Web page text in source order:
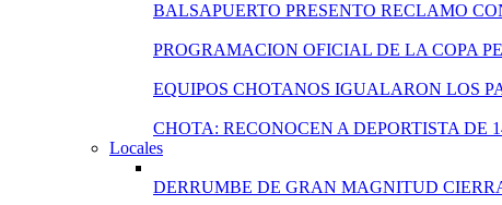
BALSAPUERTO PRESENTO RECLAMO
PROGRAMACION OFICIAL DE LA COPA
EQUIPOS CHOTANOS IGUALARON LOS
CHOTA: RECONOCEN A DEPORTISTA DE
Locales
DERRUMBE DE GRAN MAGNITUD